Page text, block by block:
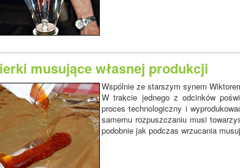
musujące własnej produkcji
Wspólnie ze starszym synem
W trakcie jednego z odcinków
proces technologiczny i
samemu rozpuszczaniu musi
podobnie jak podczas wrzucania